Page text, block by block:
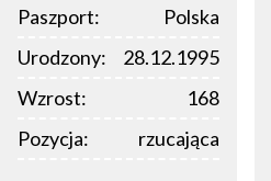
Paszport:
Polska
Urodzony:
28.12.1995
Wzrost:
168
Pozycja:
rzucająca